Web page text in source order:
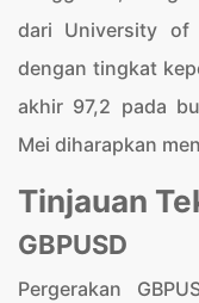
dari University of
dengan tingkat
akhir 97,2 pada
Mei diharapkan
Tinjauan
GBPUSD
Pergerakan